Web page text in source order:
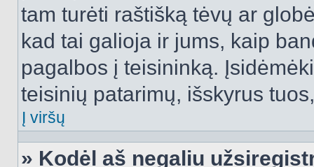
tam turėti raštišką tėvų ar
kad tai galioja ir jums, kaip
pagalbos į teisininką.
teisinių patarimų, išskyrus
Į viršų
» Kodėl aš negaliu